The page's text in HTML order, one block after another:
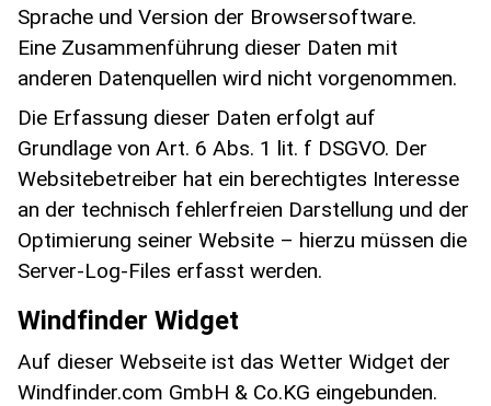
Sprache und Version der Browsersoftware.
Eine Zusammenführung dieser Daten mit
anderen Datenquellen wird nicht vorgenommen.
Die Erfassung dieser Daten erfolgt auf
Grundlage von Art. 6 Abs. 1 lit. f DSGVO. Der
Websitebetreiber hat ein berechtigtes Interesse
an der technisch fehlerfreien Darstellung und der
Optimierung seiner Website – hierzu müssen die
Server-Log-Files erfasst werden.
Windfinder Widget
Auf dieser Webseite ist das Wetter Widget der
Windfinder.com GmbH & Co.KG eingebunden.